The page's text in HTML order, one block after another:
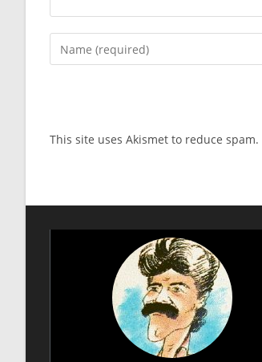
This site uses Akismet to reduce spam.